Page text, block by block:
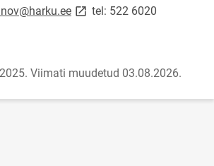
link opens on new page
tel: 522 6020
Viimati muudetud 03.08.2026.